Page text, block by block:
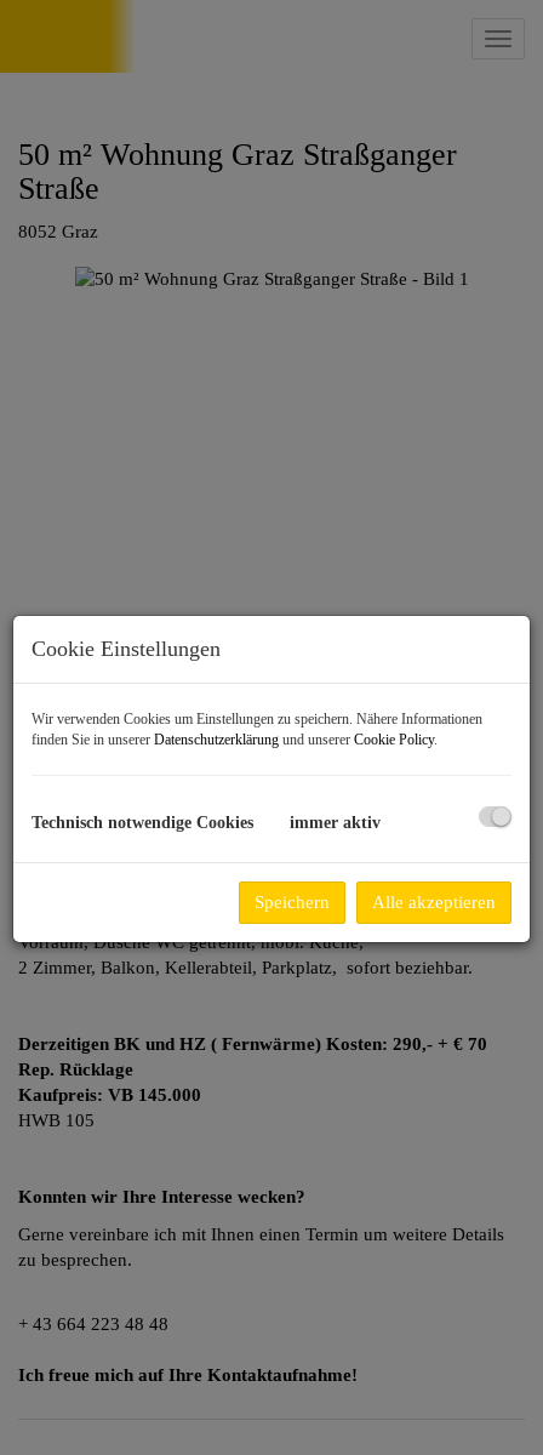
50 m² Wohnung Graz Straßganger
Straße
8052 Graz
Beschreibung
Top sanierte 50 m² Wohnung im
1. OG mit Lift bestehend aus
Vorraum, Dusche WC getrennt, möbl. Küche,
2 Zimmer, Balkon, Kellerabteil, Parkplatz, sofort beziehbar.
Derzeitigen BK und HZ ( Fernwärme) Kosten: 290,- + € 70
Rep. Rücklage
Kaufpreis: VB 145.000
HWB 105
Konnten wir Ihre Interesse wecken?
Gerne vereinbare ich mit Ihnen einen Termin um weitere Details
zu besprechen.
+ 43 664 223 48 48
Ich freue mich auf Ihre Kontaktaufnahme!
Cookie Einstellungen
Wir verwenden Cookies um Einstellungen zu speichern. Nähere Informationen
finden Sie in unserer Datenschutzerklärung und unserer Cookie Policy.
Technisch notwendige Cookies immer aktiv
Speichern Alle akzeptieren